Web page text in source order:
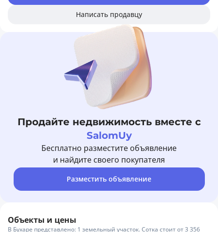
Написать продавцу
Продайте недвижимость вместе с
SalomUy
Бесплатно разместите объявление
и найдите своего покупателя
Разместить объявление
Объекты и цены
В Бухаре представлено: 1 земельный участок. Сотка стоит от 3 356